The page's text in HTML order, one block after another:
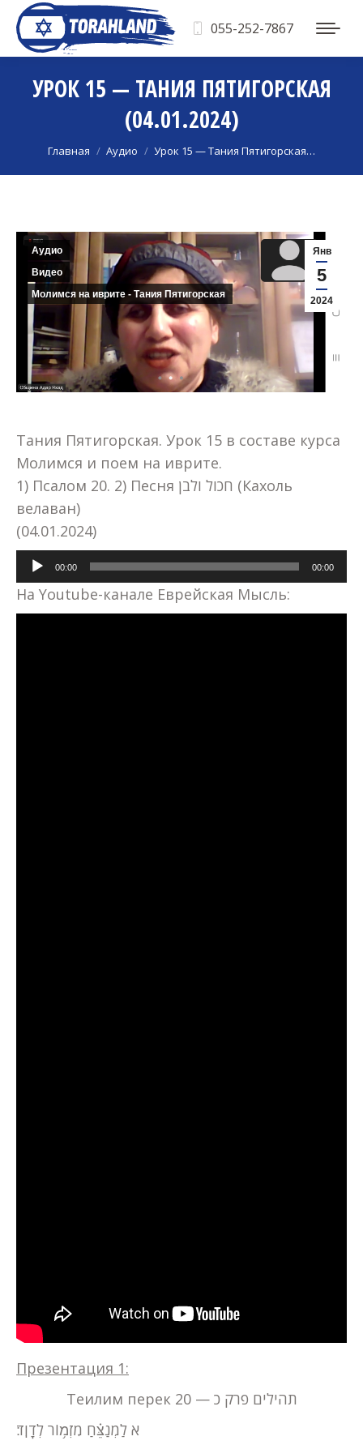
055-252-7867
УРОК 15 — ТАНИЯ ПЯТИГОРСКАЯ
(04.01.2024)
Вы здесь:
Главная Аудио Урок 15 — Тания Пятигорская…
Янв
5
2024
Аудио
Видео
Молимся на иврите - Тания Пятигорская
Тания Пятигорская. Урок 15 в составе курса
Молимся и поем на иврите.
1) Псалом 20. 2) Песня חכול ולבן (Кахоль
велаван)
(04.01.2024)
Аудиоплеер
00:00 00:00
На Youtube-канале Еврейская Мысль:
Презентация 1:
Теилим перек 20 — תהילים פרק כ
א לַמְנַצֵּ֗חַ מִזְמ֥וֹר לְדָוִֽד׃